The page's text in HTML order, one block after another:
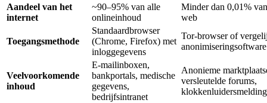
Aandeel van het
internet
~90–95% van alle
onlineinhoud
Minder dan 0,01%
web
Toegangsmethode
Standaardbrowser
(Chrome, Firefox) met
inloggegevens
Tor-browser of
Veelvoorkomende
inhoud
E-mailinboxen,
bankportals, medische
gegevens,
bedrijfsintranet
Anonieme
versleutelde forums,